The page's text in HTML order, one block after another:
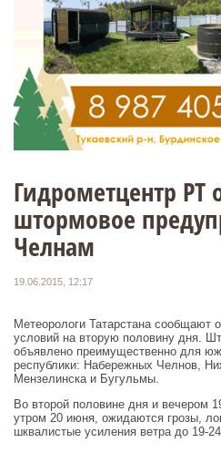
Гидрометцентр РТ
штормовое
Челнам
19.06.2015, 12:17
Метеорологи Татарстана сообщают
условий на вторую половину дня.
объявлено преимущественно для
республики: Набережных Челнов,
Мензелинска и Бугульмы.
Во второй половине дня и вечером
утром 20 июня, ожидаются грозы,
шквалистые усиления ветра до 19-